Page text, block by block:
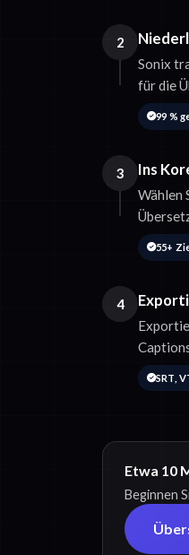
2
Sonix
für die
99 %
3 Ins
Wählen
55+
4
SRT,
Etwa 10
Beginnen